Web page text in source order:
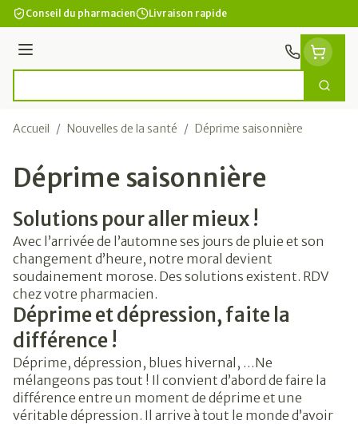
Aller au contenu
Conseil du pharmacien Livraison rapide
Menu
Accueil / Nouvelles de la santé / Déprime saisonnière
Déprime saisonnière
Solutions pour aller mieux !
Avec l’arrivée de l’automne ses jours de pluie et son
changement d’heure, notre moral devient
soudainement morose. Des solutions existent. RDV
chez votre pharmacien.
Déprime et dépression, faite la
différence !
Déprime, dépression, blues hivernal, …Ne
mélangeons pas tout ! Il convient d’abord de faire la
différence entre un moment de déprime et une
véritable dépression. Il arrive à tout le monde d’avoir